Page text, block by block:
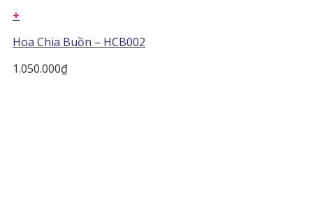
+
Hoa Chia Buồn – HCB002
1.050.000₫